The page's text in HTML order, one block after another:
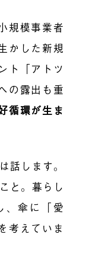
規模事業者
かした新規
ト「アトツ
の露出も重
循環が生ま
話します。
と。暮らし
、傘に「愛
考えていま